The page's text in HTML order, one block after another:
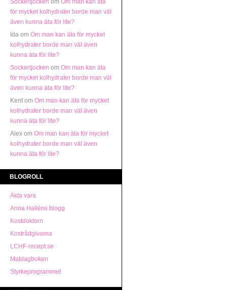
Sockertjocken om Om man kan äta
för mycket kolhydrater borde man väl
även kunna äta för lite?
Ida om Om man kan äta för mycket
kolhydrater borde man väl även
kunna äta för lite?
Sockertjocken om Om man kan äta
för mycket kolhydrater borde man väl
även kunna äta för lite?
Kent om Om man kan äta för mycket
kolhydrater borde man väl även
kunna äta för lite?
Alex om Om man kan äta för mycket
kolhydrater borde man väl även
kunna äta för lite?
BLOGROLL
Äkta vara
Anna Halléns blogg
Kostdoktorn
Kostrådgivarna
LCHF-recept.se
Matdagboken
Styrkeprogrammet